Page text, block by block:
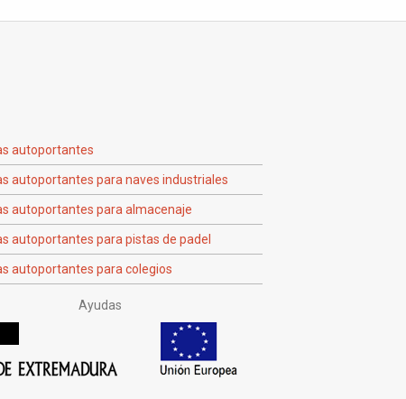
autoportantes
autoportantes para naves industriales
autoportantes para almacenaje
autoportantes para pistas de padel
autoportantes para colegios
Ayudas